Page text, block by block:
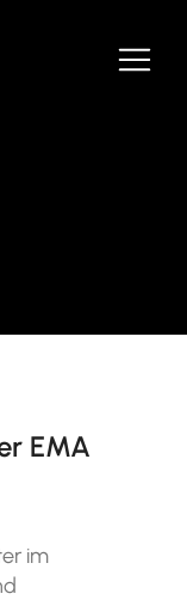
EMA
im